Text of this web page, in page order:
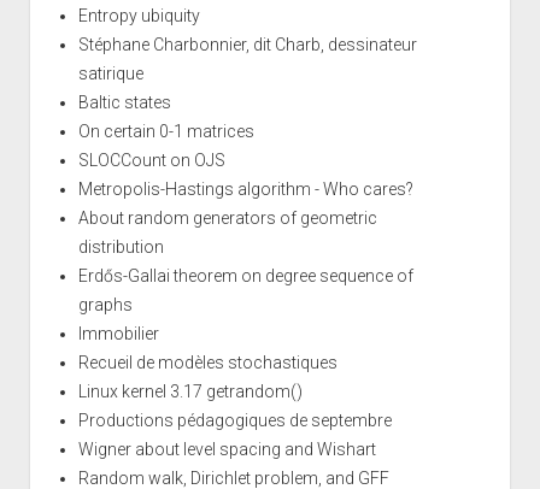
Entropy ubiquity
Stéphane Charbonnier, dit Charb, dessinateur
satirique
Baltic states
On certain 0-1 matrices
SLOCCount on OJS
Metropolis-Hastings algorithm - Who cares?
About random generators of geometric
distribution
Erdős-Gallai theorem on degree sequence of
graphs
Immobilier
Recueil de modèles stochastiques
Linux kernel 3.17 getrandom()
Productions pédagogiques de septembre
Wigner about level spacing and Wishart
Random walk, Dirichlet problem, and GFF